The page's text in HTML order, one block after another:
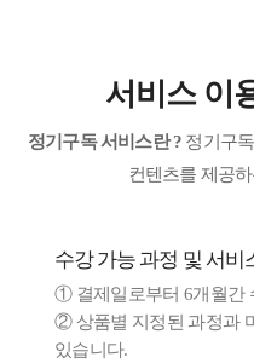
서비스 이
정기구독 서비스란 ? 정기구
컨텐츠를 제공
수강 가능 과정 및 서비
① 결제일로부터 6개월간
② 상품별 지정된 과정과
있습니다.